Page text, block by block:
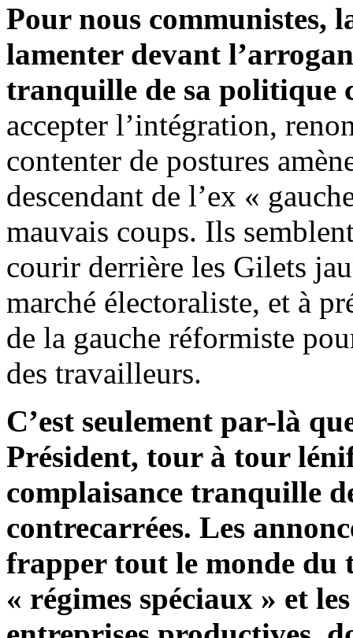
Pour nous communistes,
lamenter devant
tranquille de sa politique
accepter l’intégration,
contenter de postures
descendant de l’ex «
mauvais coups. Ils
courir derrière les Gilets
marché électoraliste, et à
de la gauche réformiste
des travailleurs.
C’est seulement par-là
Président, tour à tour
complaisance tranquille
contrecarrées. Les
frapper tout le monde du
« régimes spéciaux » et